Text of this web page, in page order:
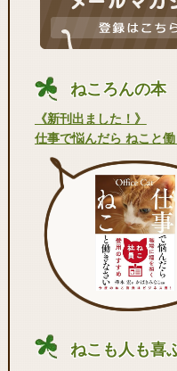
ねころんの本
《新刊出ました！》
仕事で悩んだら ねこと
ねこも人も喜